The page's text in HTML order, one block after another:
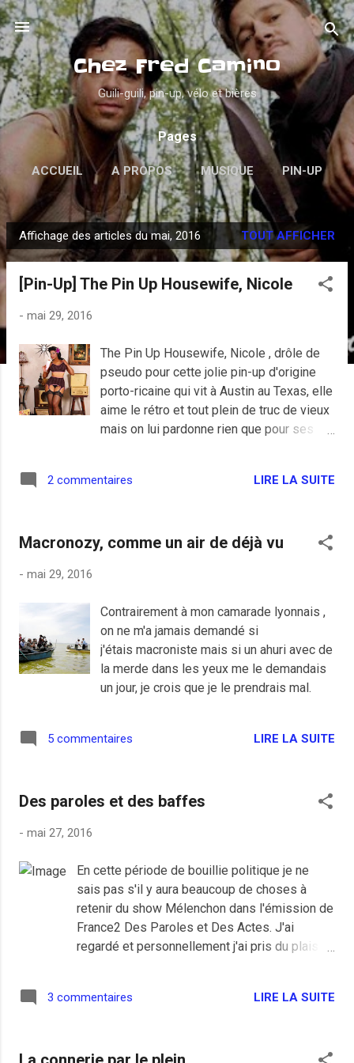
Accéder au contenu principal
Chez Fred Camino
Guili-guili, pin-up, vélo et bières
Pages
ACCUEIL A PROPOS MUSIQUE PIN-UP
PSYCHOBILLY VINYLES PLUS…
DANS LA GUEULE
A
r
Affichage des articles du mai, 2016 TOUT AFFICHER
[Pin-Up] The Pin Up Housewife, Nicole
- mai 29, 2016
The Pin Up Housewife, Nicole , drôle de
pseudo pour cette jolie pin-up d'origine
porto-ricaine qui vit à Austin au Texas, elle
aime le rétro et tout plein de truc de vieux
mais on lui pardonne rien que pour ses
2 commentaires LIRE LA SUITE
Macronozy, comme un air de déjà vu
- mai 29, 2016
Contrairement à mon camarade lyonnais ,
on ne m'a jamais demandé si
j'étais macroniste mais si un ahuri avec de
la merde dans les yeux me le demandais
un jour, je crois que je le prendrais mal.
5 commentaires LIRE LA SUITE
Des paroles et des baffes
- mai 27, 2016
En cette période de bouillie politique je ne
sais pas s'il y aura beaucoup de choses à
retenir du show Mélenchon dans l'émission de
France2 Des Paroles et Des Actes. J'ai
regardé et personnellement j'ai pris du plaisir
qu'ils méritent depuis des années après pour
3 commentaires LIRE LA SUITE